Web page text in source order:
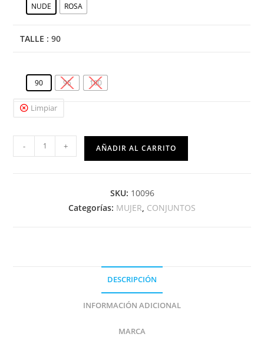
NUDE ROSA
TALLE : 90
90 95 100
Limpiar
- + AÑADIR AL CARRITO
SKU: 10096
Categorías: MUJER CONJUNTOS
DESCRIPCIÓN
INFORMACIÓN ADICIONAL
MARCA